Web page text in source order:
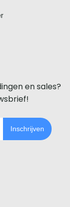
en sales?
Inschrijven